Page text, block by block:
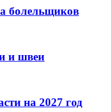
болельщиков
и швеи
на 2027 год